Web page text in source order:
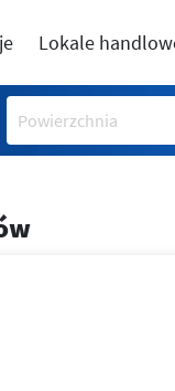
Lokale
Powierzchnia